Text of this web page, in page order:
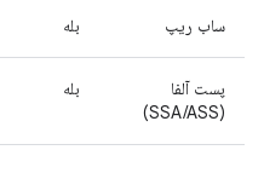
ساب ریپ بله
پست آلفا
(SSA/ASS)
بله